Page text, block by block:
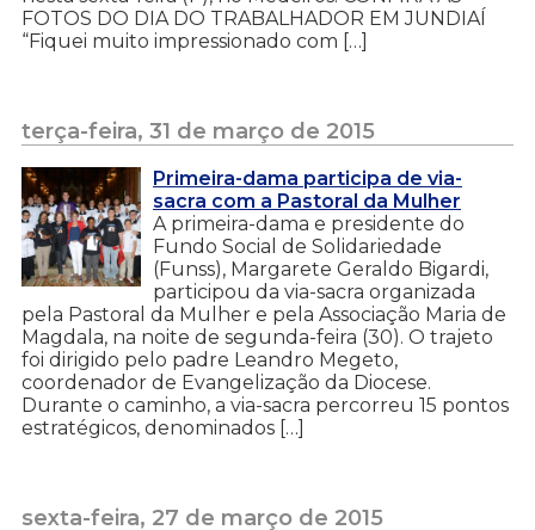
FOTOS DO DIA DO TRABALHADOR EM JUNDIAÍ
“Fiquei muito impressionado com […]
terça-feira, 31 de março de 2015
Primeira-dama participa de via-
sacra com a Pastoral da Mulher
A primeira-dama e presidente do
Fundo Social de Solidariedade
(Funss), Margarete Geraldo Bigardi,
participou da via-sacra organizada
pela Pastoral da Mulher e pela Associação Maria de
Magdala, na noite de segunda-feira (30). O trajeto
foi dirigido pelo padre Leandro Megeto,
coordenador de Evangelização da Diocese.
Durante o caminho, a via-sacra percorreu 15 pontos
estratégicos, denominados […]
sexta-feira, 27 de março de 2015